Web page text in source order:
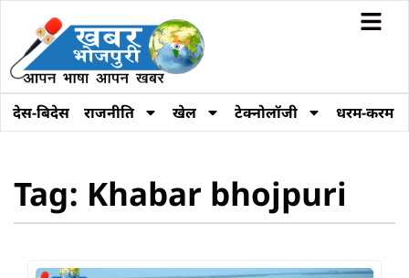
देस-बिदेस राजनीति खेल टेक्नोलॉजी धरम-करम
Tag: Khabar bhojpuri